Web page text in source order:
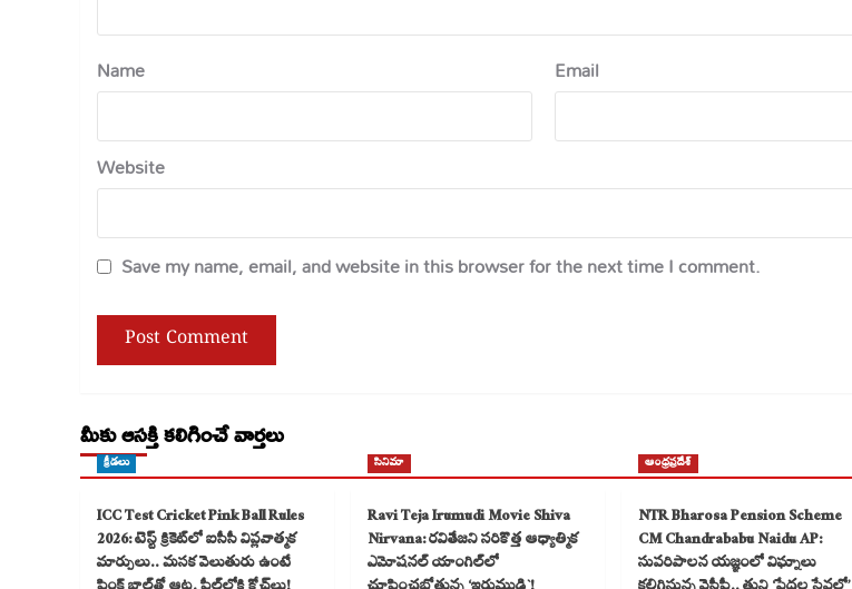
Name Email
Website
Save my name, email, and website in this browser for the next time I comment.
మీకు ఆసక్తి కలిగించే వార్తలు
క్రీడలు
ICC Test Cricket Pink Ball Rules
2026: టెస్ట్ క్రికెట్‌లో ఐసీసీ విప్లవాత్మక
మార్పులు.. మసక వెలుతురు ఉంటే
సినిమా
Ravi Teja Irumudi Movie Shiva
Nirvana: రవితేజని సరికొత్త ఆధ్యాత్మిక
ఎమోషనల్ యాంగిల్‌లో
ఆంధ్రప్రదేశ్
NTR Bharosa Pension Scheme
CM Chandrababu Naidu AP:
సుపరిపాలన యజ్ఞంలో విఘ్నాలు